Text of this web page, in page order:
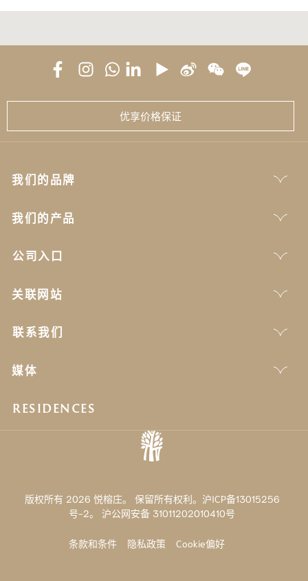
优享价格保证
我们的品牌
我们的产品
公司入口
关联网站
联系我们
媒体
RESIDENCES
版权所有 2026 悦榕庄。 保留所有权利。沪ICP备13015256
号-2。 沪公网安备 31011202010410号
条款和条件 隐私政策 Cookie偏好